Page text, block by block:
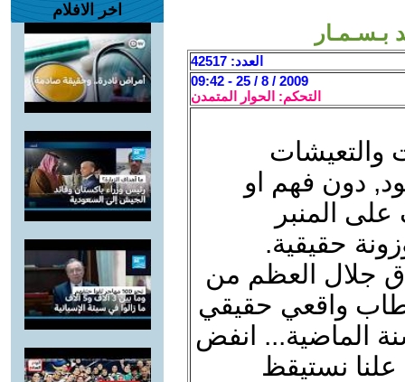
العدد: 42517
2009 / 8 / 25 - 09:42
التحكم: الحوار المتمدن
والتعيشات
دون فهم او
المنبر
حقيقية.
جلال العظم من
واقعي حقيقي
الماضية... انفض
علنا نستيقظ
اخر الافلام